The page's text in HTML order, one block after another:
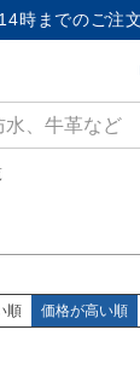
時までのご注
順
順
ヒット順
順 価格が高い順